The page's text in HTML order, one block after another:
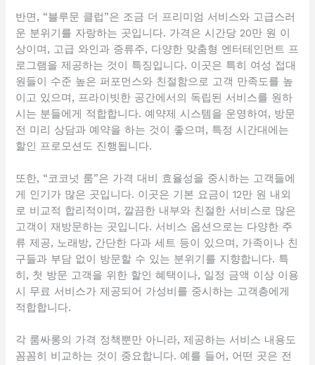
반면, “블루문 클럽”은 조금 더 프리미엄 서비스와 고급스러
운 분위기를 자랑하는 곳입니다. 가격은 시간당 20만 원 이
상이며, 고급 와인과 증류주, 다양한 맞춤형 엔터테인먼트 프
로그램을 제공하는 것이 특징입니다. 이곳은 특히 여성 접대
원들이 수준 높은 퍼포먼스와 친절함으로 고객 만족도를 높
이고 있으며, 프라이빗한 공간에서의 독립된 서비스를 원하
시는 분들에게 적합합니다. 예약제 시스템을 운영하여, 방문
전 미리 상담과 예약을 하는 것이 좋으며, 특정 시간대에는
할인 프로모션도 진행됩니다.
또한, “코코넛 룸”은 가격 대비 효율성을 중시하는 고객들에
게 인기가 많은 곳입니다. 이곳은 기본 요금이 12만 원 내외
로 비교적 합리적이며, 깔끔한 내부와 친절한 서비스로 많은
고객이 재방문하는 곳입니다. 서비스 옵션으로는 다양한 주
류 제공, 노래방, 간단한 다과 세트 등이 있으며, 가족이나 친
구들과 부담 없이 방문할 수 있는 분위기를 지향합니다. 특
히, 첫 방문 고객을 위한 할인 혜택이나, 일정 금액 이상 이용
시 무료 서비스가 제공되어 가성비를 중시하는 고객층에게
적합합니다.
각 룸싸롱의 가격 정책뿐만 아니라, 제공하는 서비스 내용도
꼼꼼히 비교하는 것이 중요합니다. 예를 들어, 어떤 곳은 전